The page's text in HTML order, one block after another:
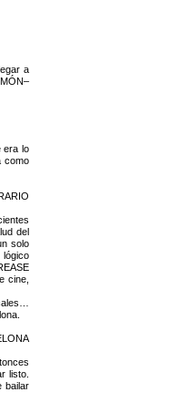
a
era lo
como
del
solo
lógico
cine,
listo.
bailar